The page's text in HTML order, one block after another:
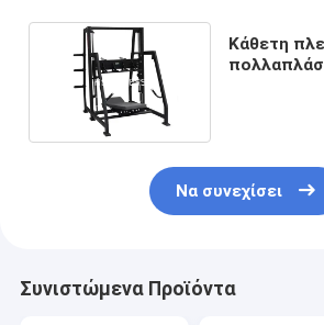
Κάθετη
Να συνεχίσει
Συνιστώμενα Προϊόντα